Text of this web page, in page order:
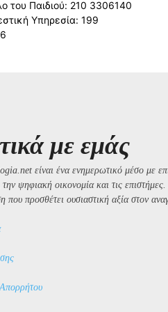
του Παιδιού: 210 3306140
Υπηρεσία: 199
με εμάς
είναι ένα ενημερωτικό μέσο με
ψηφιακή οικονομία και τις
που προσθέτει ουσιαστική αξία στον